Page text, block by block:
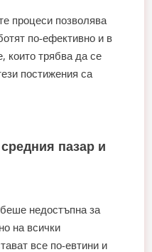
процеси позволява
по-ефективно и в
които трябва да се
постижения са
пазар и
недостъпна за
на всички
все по-евтини и